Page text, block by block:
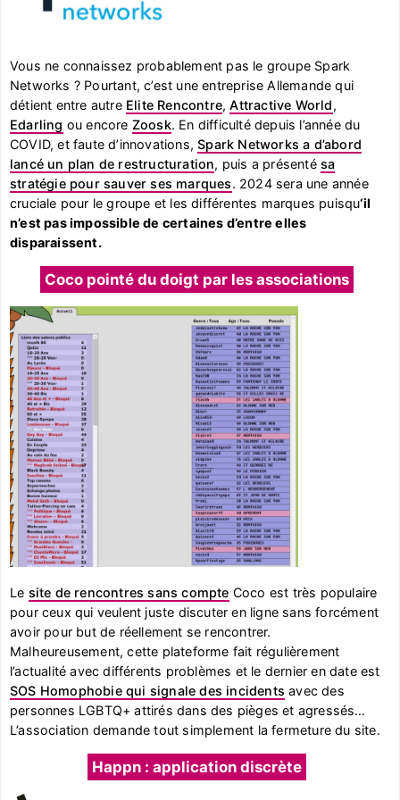
Vous ne connaissez probablement pas le groupe Spark
Networks ? Pourtant, c’est une entreprise Allemande qui
détient entre autre Elite Rencontre,Attractive World,
Edarling ou encore Zoosk. En difficulté depuis l’année du
COVID, et faute d’innovations,Spark Networks a d’abord
lancé un plan de restructuration, puis a présentésa
stratégie pour sauver ses marques. 2024 sera une année
cruciale pour le groupe et les différentes marques puisqu‘il
n’est pas impossible de certaines d’entre elles
disparaissent.
Coco pointé du doigt par les associations
Le site de rencontres sans compte Coco est très populaire
pour ceux qui veulent juste discuter en ligne sans forcément
avoir pour but de réellement se rencontrer.
Malheureusement, cette plateforme fait régulièrement
l’actualité avec différents problèmes et le dernier en date est
SOS Homophobie qui signale des incidents avec des
personnes LGBTQ+ attirés dans des pièges et agressés…
L’association demande tout simplement la fermeture du site.
Happn : application discrète